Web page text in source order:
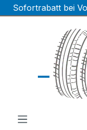
Zum Hauptinhalt
Sofortrabatt bei